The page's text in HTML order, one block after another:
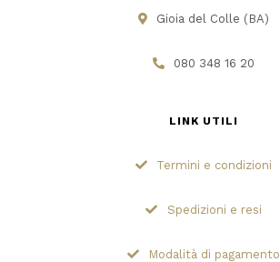
Gioia del Colle (BA)
080 348 16 20
LINK UTILI
Termini e condizioni
Spedizioni e resi
Modalità di pagamento